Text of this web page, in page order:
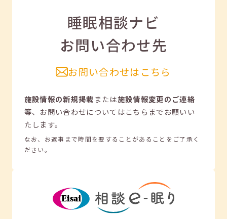
睡眠相談ナビ
お問い合わせ先
お問い合わせはこちら
施設情報の新規掲載または施設情報変更のご連絡
等、 お問い合わせについてはこちらまでお願いい
たします。
なお、お返事まで時間を要することがあることをご了承く
ださい。